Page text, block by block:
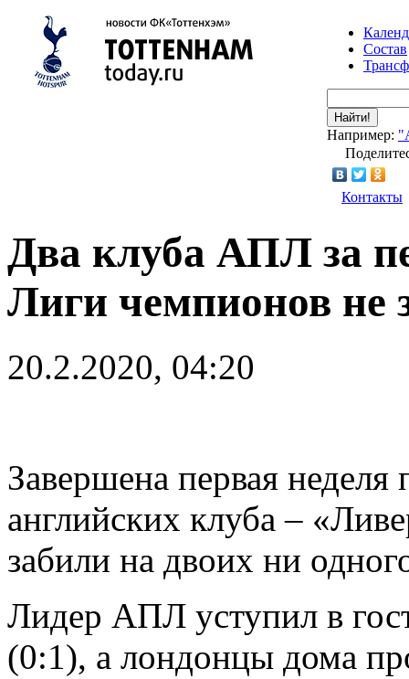
Состав
Найти!
Например:
Контакты
Два клуба АПЛ за
Лиги чемпионов не
20.2.2020, 04:20
Завершена первая
английских клуба –
забили на двоих ни
Лидер АПЛ уступил в
(0:1), а лондонцы дома